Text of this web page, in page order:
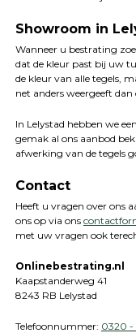
Showroom in
Wanneer u bestrating
dat de kleur past bij uw
de kleur van alle tegels,
net anders weergeeft dan
In Lelystad hebben we een
gemak al ons aanbod
afwerking van de tegels
Contact
Heeft u vragen over ons
ons op via ons
met uw vragen ook
Onlinebestrating.nl
Kaapstanderweg 41
8243 RB Lelystad
Telefoonnummer: 0320 -